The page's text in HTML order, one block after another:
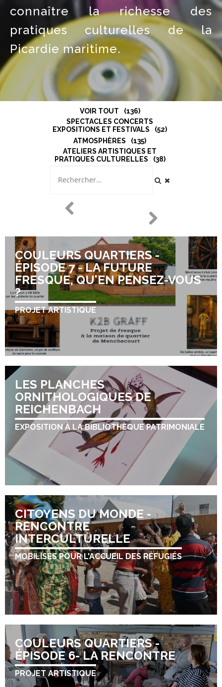
connaître la richesse des
pratiques culturelles de la
Picardie maritime.
VOIR TOUT
136
SPECTACLES CONCERTS
EXPOSITIONS ET FESTIVALS
52
ATMOSPHÈRES
135
ATELIERS ARTISTIQUES ET
PRATIQUES CULTURELLES
38
COULEURS QUARTIERS -
ÉPISODE 7 - LA FUTURE
FRESQUE, QU'EN PENSEZ-VOUS
?
PROJET ARTISTIQUE
LES PLANCHES
ORNITHOLOGIQUES DE
REICHENBACH
EXPOSITION À LA BIBLIOTHÈQUE PATRIMONIALE
CITOYENS DU MONDE -
RENCONTRE
INTERCULTURELLE
MOBILISÉS POUR L'ACCUEIL DES RÉFUGIÉS
COULEURS QUARTIERS -
ÉPISODE 6- LA RENCONTRE
PROJET ARTISTIQUE